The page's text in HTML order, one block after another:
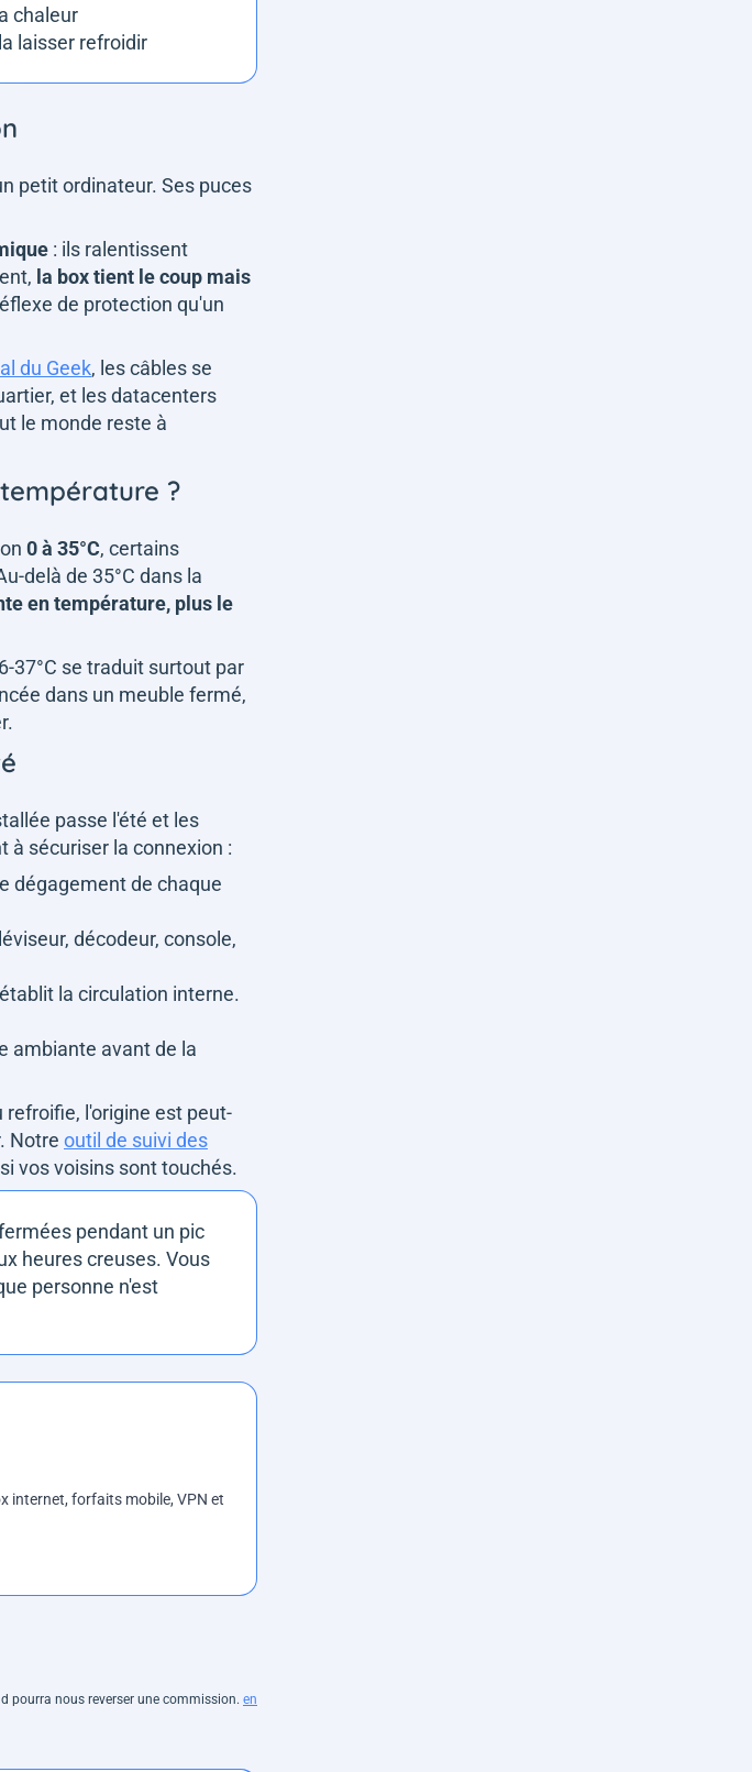
chaleur
laisser refroidir
petit ordinateur. Ses puces
: ils ralentissent
la box tient le coup mais
de protection qu'un
du Geek, les câbles se
et les datacenters
le monde reste à
?
0 à 35°C, certains
delà de 35°C dans la
en température, plus le
37°C se traduit surtout par
dans un meuble fermé,
passe l'été et les
à sécuriser la connexion :
dégagement de chaque
décodeur, console,
la circulation interne.
ambiante avant de la
l'origine est peut-
Notre outil de suivi des
vos voisins sont touchés.
pendant un pic
heures creuses. Vous
personne n'est
internet, forfaits mobile, VPN et
pourra nous reverser une commission. en